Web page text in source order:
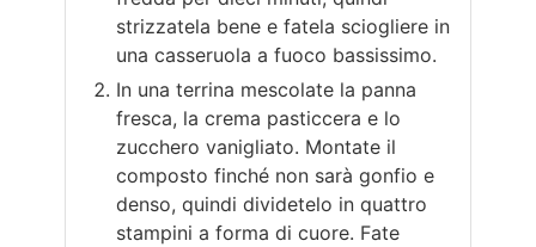
strizzatela bene e fatela sciogliere in
una casseruola a fuoco bassissimo.
In una terrina mescolate la panna
fresca, la crema pasticcera e lo
zucchero vanigliato. Montate il
composto finché non sarà gonfio e
denso, quindi dividetelo in quattro
stampini a forma di cuore. Fate